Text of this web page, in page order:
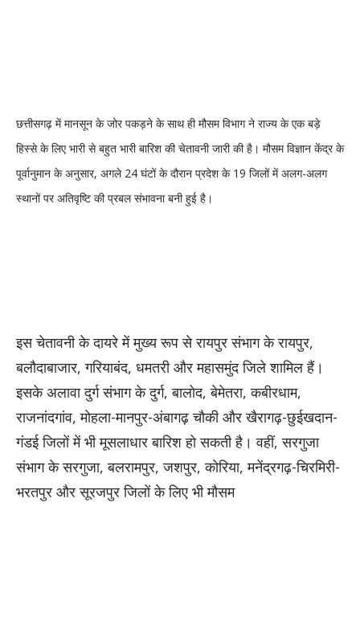
छत्तीसगढ़ में मानसून के जोर पकड़ने के साथ ही मौसम विभाग ने राज्य के एक बड़े
हिस्से के लिए भारी से बहुत भारी बारिश की चेतावनी जारी की है। मौसम विज्ञान केंद्र के
पूर्वानुमान के अनुसार, अगले 24 घंटों के दौरान प्रदेश के 19 जिलों में अलग-अलग
स्थानों पर अतिवृष्टि की प्रबल संभावना बनी हुई है।
इस चेतावनी के दायरे में मुख्य रूप से रायपुर संभाग के रायपुर,
बलौदाबाजार, गरियाबंद, धमतरी और महासमुंद जिले शामिल हैं।
इसके अलावा दुर्ग संभाग के दुर्ग, बालोद, बेमेतरा, कबीरधाम,
राजनांदगांव, मोहला-मानपुर-अंबागढ़ चौकी और खैरागढ़-छुईखदान-
गंडई जिलों में भी मूसलाधार बारिश हो सकती है। वहीं, सरगुजा
संभाग के सरगुजा, बलरामपुर, जशपुर, कोरिया, मनेंद्रगढ़-चिरमिरी-
भरतपुर और सूरजपुर जिलों के लिए भी मौसम